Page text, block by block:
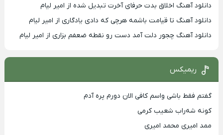
دانلود آهنگ اخلاق بدت حرفای آخرت تبدیل شده از امیر لیام
دانلود آهنگ تا قیامت باشمه هرچی که دادی یادگاری از امیر لیام
دانلود آهنگ چجور دلت آمد دست رو نقطه ضعفم بزاری از امیر لیام
ریمیکس
گفتم فقط باشی واسم کافی الان دورم پره آدم
کونه شه‌راب شعیب کرمی
ممد امیری محمد امیری